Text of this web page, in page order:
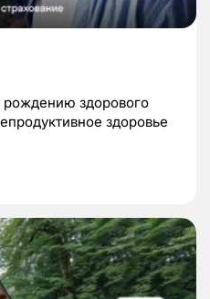
здорового
здоровье